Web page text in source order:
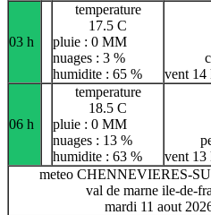
03 h
temperature
17.5 C
pluie : 0 MM
nuages : 3 %
humidite : 65 %
vent 14
06 h
temperature
18.5 C
pluie : 0 MM
nuages : 13 %
humidite : 63 %
vent 13
meteo CHENNEVIERES-
val de marne ile-de-
mardi 11 aout